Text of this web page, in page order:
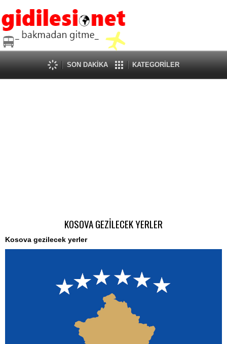
SON DAKİKA KATEGORİLER
KOSOVA GEZİLECEK YERLER
Kosova gezilecek yerler